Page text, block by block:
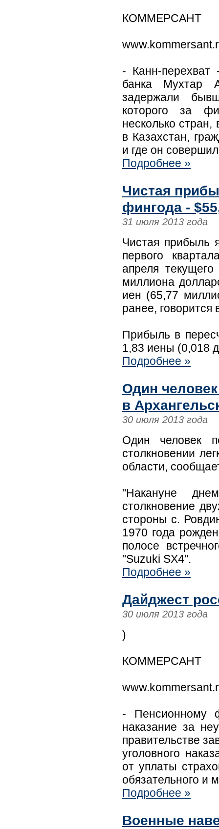
КОММЕРСАНТ
- Канн-
банка Мухтар
задержали
которого за
несколько
в Казахстан,
и где он
Подробнее »
Чистая
фингода -
31 июля 2013 года
Чистая прибыль
первого
апреля
миллиона
иен (65,77
ранее, говорится
Прибыль в
1,83 иены (0,018
Подробнее »
Один
в
30 июля 2013 года
Один человек
столкновении
области,
"Накануне
столкновение
стороны с.
1970 года
полосе
"Suzuki SX4".
Подробнее »
Дайджест
30 июля 2013 года
)
КОММЕРСАНТ
- Пенсионному
наказание за
правительстве
уголовного
от уплаты
обязательного и
Подробнее »
Военные